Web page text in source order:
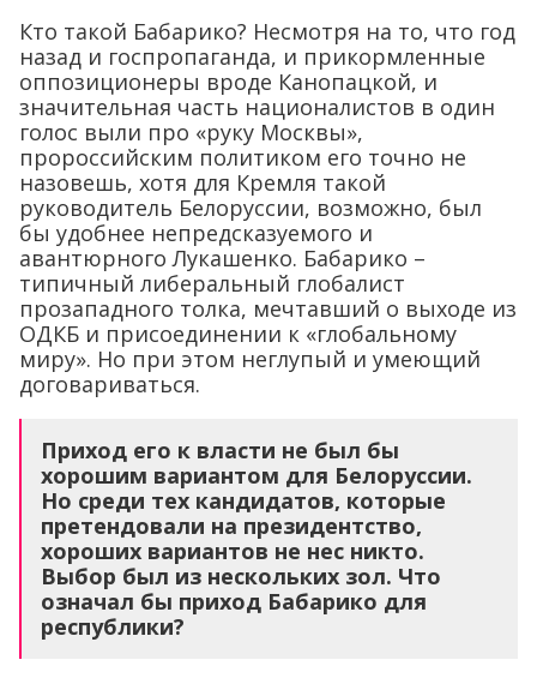
Кто такой Бабарико? Несмотря на то, что год
назад и госпропаганда, и прикормленные
оппозиционеры вроде Канопацкой, и
значительная часть националистов в один
голос выли про «руку Москвы»,
пророссийским политиком его точно не
назовешь, хотя для Кремля такой
руководитель Белоруссии, возможно, был
бы удобнее непредсказуемого и
авантюрного Лукашенко. Бабарико –
типичный либеральный глобалист
прозападного толка, мечтавший о выходе из
ОДКБ и присоединении к «глобальному
миру». Но при этом неглупый и умеющий
договариваться.
Приход его к власти не был бы
хорошим вариантом для Белоруссии.
Но среди тех кандидатов, которые
претендовали на президентство,
хороших вариантов не нес никто.
Выбор был из нескольких зол. Что
означал бы приход Бабарико для
республики?